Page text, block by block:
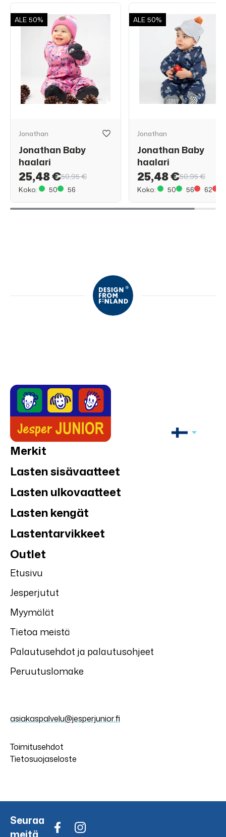
ALE 50%
Jonathan
Jonathan Baby
haalari
25,48 €50,95 €
Koko:
50 56
ALE 50%
Jonathan
Jonathan Baby
haalari
25,48 €50,95 €
Koko:
50 56 62
Merkit
Lasten sisävaatteet
Lasten ulkovaatteet
Lasten kengät
Lastentarvikkeet
Outlet
Etusivu
Jesperjutut
Myymälät
Tietoa meistä
Palautusehdot ja palautusohjeet
Peruutuslomake
asiakaspalvelu@jesperjunior.fi
Toimitusehdot
Tietosuojaseloste
Seuraa
meitä